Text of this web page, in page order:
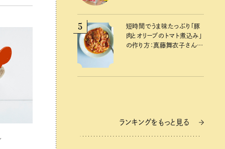
5
短時間でうま味たっぷり「豚
肉とオリーブのトマト煮込み」
の作り方：真藤舞衣子さん
ランキングをもっと見る